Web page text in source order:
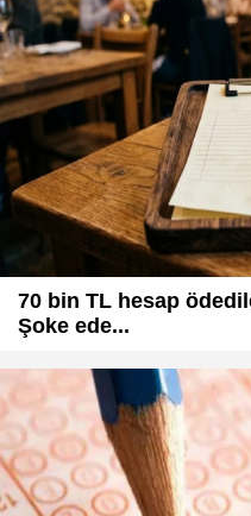
70 bin TL hesap
Şoke ede...